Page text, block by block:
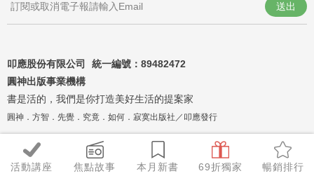
活動講座 焦點故事 本月新書 69折獨家 暢銷排行
叩應股份有限公司 統一編號： 89482472
圓神出版事業機構
書是活的，我們是你打造美好生活的提案家
圓神．方智．先覺．究竟．如何．寂寞出版社／叩應發行
送出